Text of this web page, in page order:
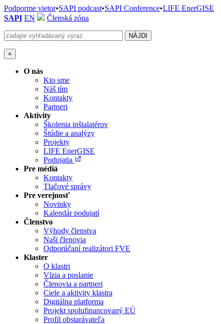
Podporme vietor•SAPI podcast•SAPI Conference•LIFE EnerGISE
SAPI EN Členská zóna
×
O nás
Kto sme
Náš tím
Kontakty
Partneri
Aktivity
Školenia inštalatérov
Štúdie a analýzy
Projekty
LIFE EnerGISE
Podujatia
Pre médiá
Kontakty
Tlačové správy
Pre verejnosť
Novinky
Kalendár podujatí
Členstvo
Výhody členstva
Naši členovia
Odporúčaní realizátori FVE
Klaster
O klastri
Vízia a poslanie
Členovia a partneri
Ciele a aktivity klastra
Digitálna platforma
Projekt spolufinancovaný EÚ
Profil obstarávateľa